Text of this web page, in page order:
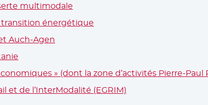
multimodale
transition énergétique
Auch-Agen
» (dont la zone d’activités Pierre-Paul
et de l’InterModalité (EGRIM)